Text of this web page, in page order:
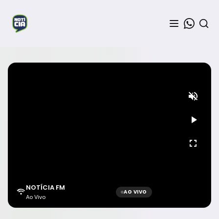
NOTÍCIA FM
Ao Vivo
AO VIVO